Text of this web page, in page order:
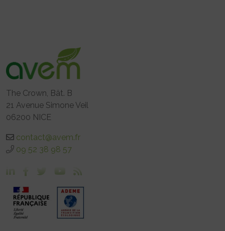
The Crown, Bât. B
21 Avenue Simone Veil
06200 NICE
contact@avem.fr
09 52 38 98 57